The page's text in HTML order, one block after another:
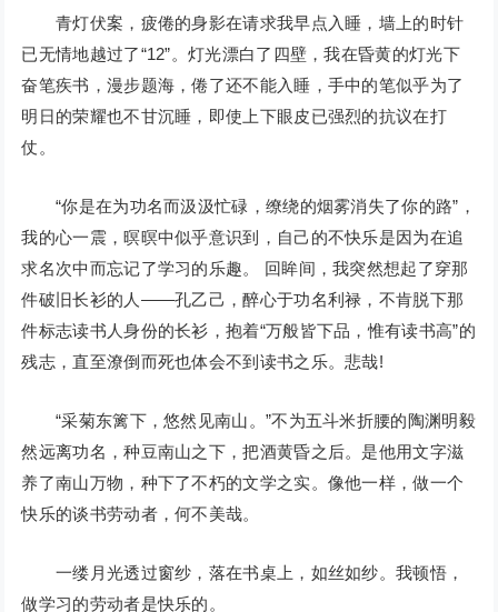
青灯伏案，疲倦的身影在请求我早点入睡，墙上的时针
已无情地越过了“12”。灯光漂白了四壁，我在昏黄的灯光下
奋笔疾书，漫步题海，倦了还不能入睡，手中的笔似乎为了
明日的荣耀也不甘沉睡，即使上下眼皮已强烈的抗议在打
仗。
“你是在为功名而汲汲忙碌，缭绕的烟雾消失了你的路”，
我的心一震，暝暝中似乎意识到，自己的不快乐是因为在追
求名次中而忘记了学习的乐趣。 回眸间，我突然想起了穿那
件破旧长衫的人——孔乙己，醉心于功名利禄，不肯脱下那
件标志读书人身份的长衫，抱着“万般皆下品，惟有读书高”的
残志，直至潦倒而死也体会不到读书之乐。悲哉!
“采菊东篱下，悠然见南山。”不为五斗米折腰的陶渊明毅
然远离功名，种豆南山之下，把酒黄昏之后。是他用文字滋
养了南山万物，种下了不朽的文学之实。像他一样，做一个
快乐的谈书劳动者，何不美哉。
一缕月光透过窗纱，落在书桌上，如丝如纱。我顿悟，
做学习的劳动者是快乐的。